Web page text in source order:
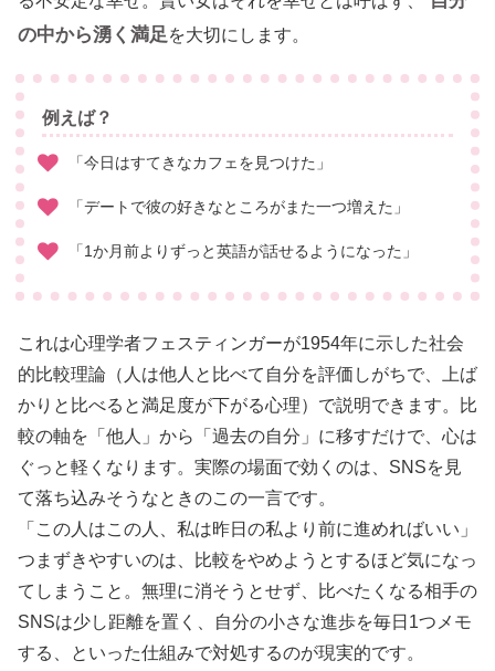
の中から湧く満足を大切にします。
例えば？
「今日はすてきなカフェを見つけた」
「デートで彼の好きなところがまた一つ増えた」
「1か月前よりずっと英語が話せるようになった」
これは心理学者フェスティンガーが1954年に示した社会
的比較理論（人は他人と比べて自分を評価しがちで、上ば
かりと比べると満足度が下がる心理）で説明できます。比
較の軸を「他人」から「過去の自分」に移すだけで、心は
ぐっと軽くなります。実際の場面で効くのは、SNSを見
て落ち込みそうなときのこの一言です。
「この人はこの人、私は昨日の私より前に進めればいい」
つまずきやすいのは、比較をやめようとするほど気になっ
てしまうこと。無理に消そうとせず、比べたくなる相手の
SNSは少し距離を置く、自分の小さな進歩を毎日1つメモ
する、といった仕組みで対処するのが現実的です。